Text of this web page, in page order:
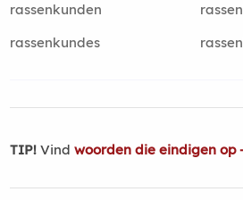
rassenkunden
rassenkundes
TIP! Vind woorden die eindigen op